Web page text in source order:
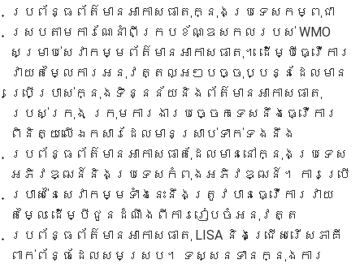
ប្រព័ន្ធព័ត៌មានអាកាសធាតុក្នុងប្រទេសកម្ពុជា
ស្របតាមការណែនាំពីក្របខ័ណ្ឌសកលរបស់ WMO
សម្រាប់សេវាកម្មព័ត៌មានអាកាសធាតុ។ ដើម្បីធ្វើការ
វាយតម្លៃការអនុវត្តល្អៗបច្ចុប្បន្នដែលមាន
ប្រើប្រាស់ក្នុងទិន្នន័យនិងព័ត៌មានអាកាសធាតុ
របស់ក្រុង ក្រុមការងារបច្ចេកទេសនឹងធ្វើការ
ពិនិត្យលើឯកសារដែលមានស្រាប់ទាក់ទងនឹង
ប្រព័ន្ធព័ត៌មានអាកាសធាតុដែលមាននៅក្នុងប្រទេស
អភិវឌ្ឍន៍និងប្រទេសកំពុងអភិវឌ្ឍន៍។ ការប្រើ
ប្រាស់នៃសេវាកម្មទាំងនេះនឹងត្រូវបានធ្វើការវាយ
តម្លៃ ដើម្បីជូនដំណឹងពីការរៀបចំអនុវត្ត
ប្រព័ន្ធព័ត៌មានអាកាសធាតុ LISA និងជ្រើសរើសភាគី
ពាក់ព័ន្ធដែលសមស្រប។ ទស្សនទានក្នុងការ